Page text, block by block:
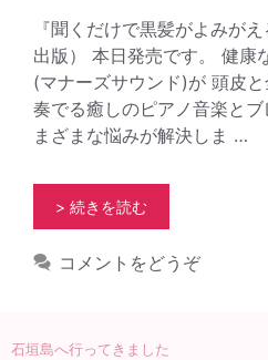
『聞くだけで黒髪がよみが
出版） 本日発売です。 健康
(マナーズサウンド)が 頭皮
奏でる癒しのピアノ音楽と
まざまな悩みが解決しま …
> 続きを読む
コメントをどうぞ
石垣島へ行ってきました